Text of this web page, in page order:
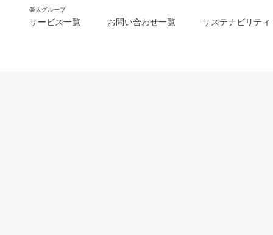
楽天グループ
サービス一覧 お問い合わせ一覧 サステナビリティ